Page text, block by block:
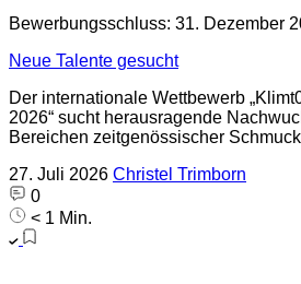
Bewerbungsschluss: 31. Dezember
Neue Talente gesucht
Der internationale Wettbewerb
2026“ sucht herausragende
Bereichen zeitgenössischer
27. Juli 2026 Christel Trimborn
0
< 1 Min.